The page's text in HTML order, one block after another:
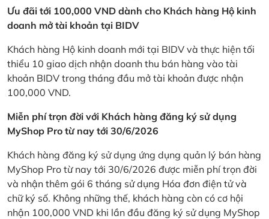
Ưu đãi tới 100,000 VND dành cho Khách hàng Hộ kinh
doanh mở tài khoản tại BIDV
Khách hàng Hộ kinh doanh mới tại BIDV và thực hiện tối
thiểu 10 giao dịch nhận doanh thu bán hàng vào tài
khoản BIDV trong tháng đầu mở tài khoản được nhận
100,000 VND.
Miễn phí trọn đời với Khách hàng đăng ký sử dụng
MyShop Pro từ nay tới 30/6/2026
Khách hàng đăng ký sử dụng ứng dụng quản lý bán hàng
MyShop Pro từ nay tới 30/6/2026 được miễn phí trọn đời
và nhận thêm gói 6 tháng sử dụng Hóa đơn điện tử và
chữ ký số. Không những thế, khách hàng còn có cơ hội
nhận 100,000 VND khi lần đầu đăng ký sử dụng MyShop